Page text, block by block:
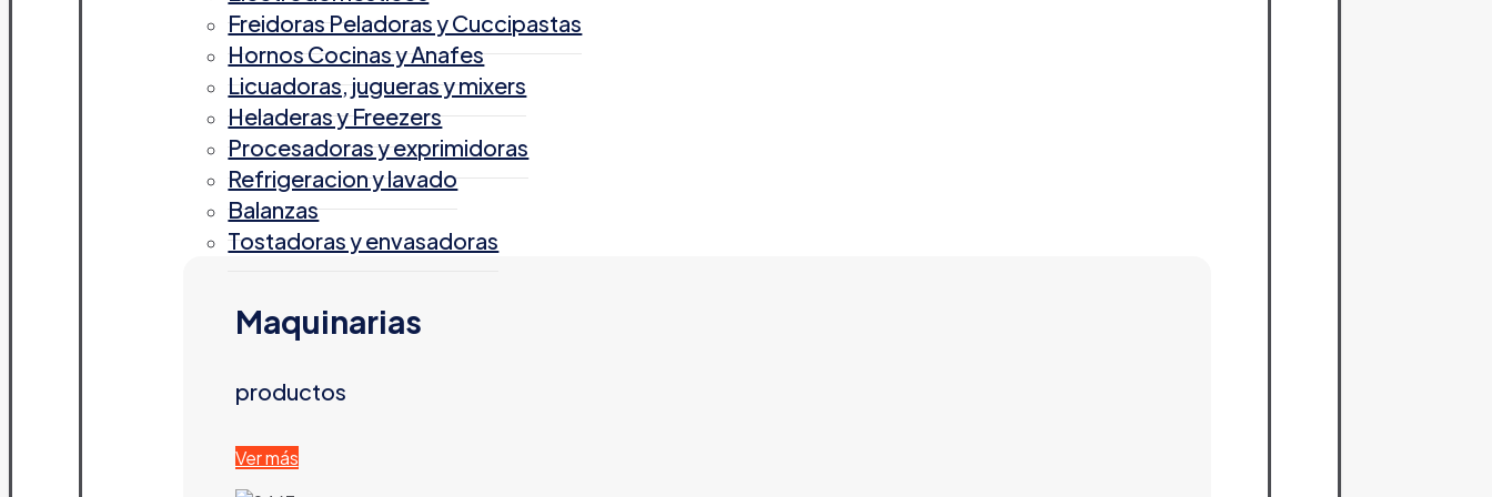
Freidoras Peladoras y Cuccipastas
Hornos Cocinas y Anafes
Licuadoras, jugueras y mixers
Heladeras y Freezers
Procesadoras y exprimidoras
Refrigeracion y lavado
Balanzas
Tostadoras y envasadoras
Maquinarias
productos
Ver más